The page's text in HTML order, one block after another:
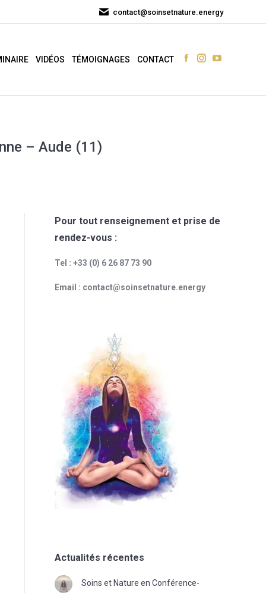
contact@soinsetnature.energy
VIDÉOS TÉMOIGNAGES CONTACT
Facebook
Instagram
YouTube
– Aude (11)
Pour tout renseignement et prise de
rendez-vous :
Tel : +33 (0) 6 26 87 73 90
Email : contact@soinsetnature.energy
Actualités récentes
Soins et Nature en Conférence-
newnewnew